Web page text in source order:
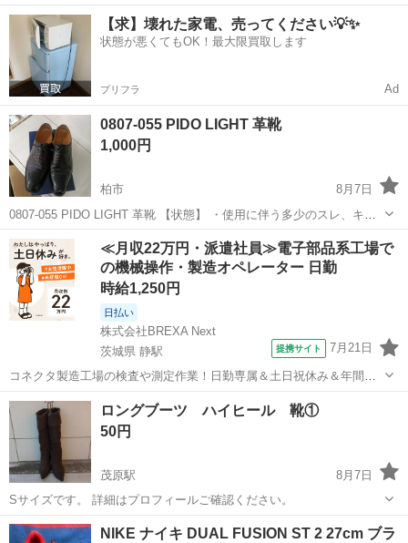
とうございます。 2025年9月に新品で購入したパンプスです。 気に入
って2足まとめて買いました。 まだ1足目が長持ちしており、未使用...
千葉 我孫子市 我孫子駅 靴
【求】壊れた家電、売ってください💡✨
状態が悪くてもOK！最大限買取します
プリフラ Ad
0807-055 PIDO LIGHT 革靴
1,000円
柏市
8月7日
0807-055 PIDO LIGHT 革靴 【状態】 ・使用に伴う多少のスレ、キ
ズ、落としきれない汚れなどございます ・詳細は現地でご確認くださ
い ・お値引きは出来かねますのでご了承願います ※中古品のた...
千葉 柏市 靴 現地
≪月収22万円・派遣社員≫電子部品系工場で
の機械操作・製造オペレーター 日勤
時給1,250円
日払い
株式会社BREXA Next
茨城県 静駅
提携サイト 7月21日
コネクタ製造工場の検査や測定作業！日勤専属＆土日祝休み＆年間休
日128日★クリーンルーム内作業★マイカー通勤OK＆無料駐車場あり
★就業先食堂利用可！日払い制度あり！《茨城県常陸大宮市》 人気の
工場のお仕事 ◇コネクタ製造工...
茨城 常陸大宮市 静駅 その他
ロングブーツ ハイヒール 靴①
50円
茂原駅
8月7日
Sサイズです。 詳細はプロフィールご確認ください。
千葉 茂原市 茂原駅
NIKE ナイキ DUAL FUSION ST 2 27cm ブラ